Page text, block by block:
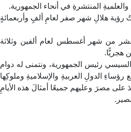
المنتشرةِ في أنحاء الجمهورية.
رؤية هلالِ شهر صفر لعامِ ألفٍ وأربعمائةٍ
عشر من شهر أغسطس لعام ألفين وثلاثة
هجريًّا.
السيسي رئيس الجمهورية، ونتمنى له دوام
الدولِ العربيةِ والإسلاميةِ وملوكِها
على مصرَ وعليهم جميعًا أمثالَ هذه الأيامِ